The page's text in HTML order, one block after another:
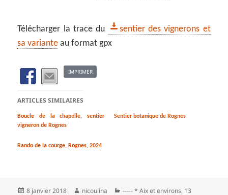
Télécharger la trace du
sentier des vignerons et
sa variante au format gpx
IMPRIMER
ARTICLES SIMILAIRES
Boucle de la chapelle, sentier
vigneron de Rognes
Sentier botanique de Rognes
Rando de la courge, Rognes, 2024
Publié
le
8 janvier 2018 Auteur
nicoulina Catégories
----- * Aix et environs, 13